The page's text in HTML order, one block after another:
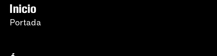
Inicio
Portada